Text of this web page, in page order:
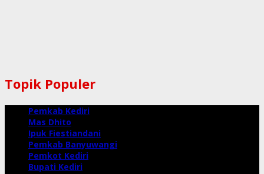
Topik Populer
Pemkab Kediri
Mas Dhito
Ipuk Fiestiandani
Pemkab Banyuwangi
Pemkot Kediri
Bupati Kediri